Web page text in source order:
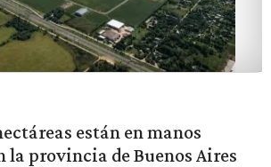
están en manos
la provincia de Buenos Aires